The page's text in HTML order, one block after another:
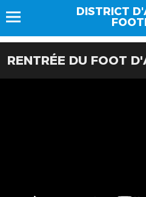
DISTRICT
RENTRÉE DU FOOT